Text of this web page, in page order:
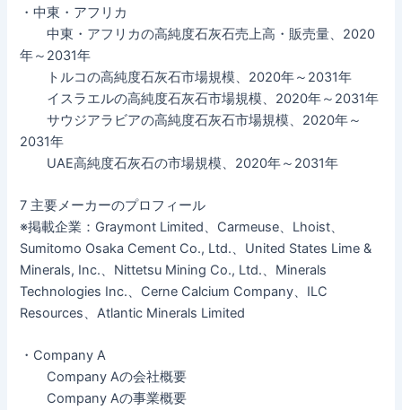
・中東・アフリカ
中東・アフリカの高純度石灰石売上高・販売量、2020
年～2031年
トルコの高純度石灰石市場規模、2020年～2031年
イスラエルの高純度石灰石市場規模、2020年～2031年
サウジアラビアの高純度石灰石市場規模、2020年～
2031年
UAE高純度石灰石の市場規模、2020年～2031年
7 主要メーカーのプロフィール
※掲載企業：Graymont Limited、Carmeuse、Lhoist、
Sumitomo Osaka Cement Co., Ltd.、United States Lime &
Minerals, Inc.、Nittetsu Mining Co., Ltd.、Minerals
Technologies Inc.、Cerne Calcium Company、ILC
Resources、Atlantic Minerals Limited
・Company A
Company Aの会社概要
Company Aの事業概要